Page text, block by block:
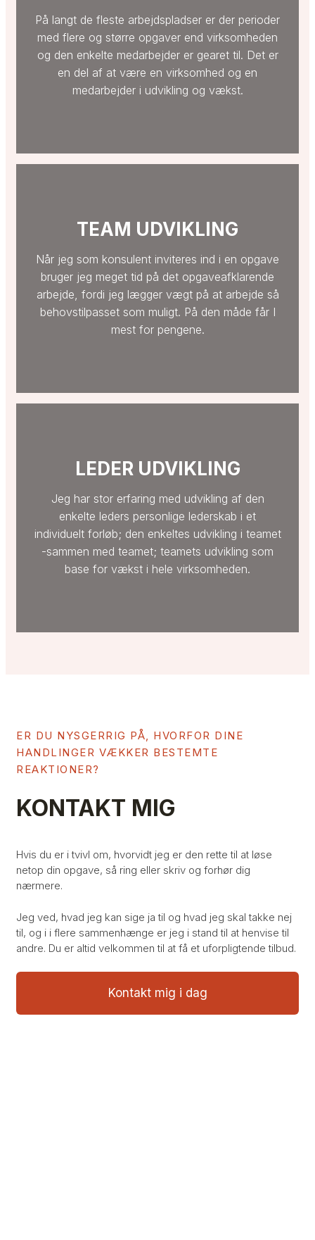
På langt de fleste arbejdspladser er der perioder
med flere og større opgaver end virksomheden
og den enkelte medarbejder er gearet til. Det er
en del af at være en virksomhed og en
medarbejder i udvikling og vækst.
TEAM UDVIKLING
Når jeg som konsulent inviteres ind i en opgave
bruger jeg meget tid på det opgaveafklarende
arbejde, fordi jeg lægger vægt på at arbejde så
behovstilpasset som muligt. På den måde får I
mest for pengene.
LEDER UDVIKLING
Jeg har stor erfaring med udvikling af den
enkelte leders personlige lederskab i et
individuelt forløb; den enkeltes udvikling i teamet
-sammen med teamet; teamets udvikling som
base for vækst i hele virksomheden.
ER DU NYSGERRIG PÅ, HVORFOR DINE
HANDLINGER VÆKKER BESTEMTE
REAKTIONER?
KONTAKT MIG
Hvis du er i tvivl om, hvorvidt jeg er den rette til at løse
netop din opgave, så ring eller skriv og forhør dig
nærmere.
Jeg ved, hvad jeg kan sige ja til og hvad jeg skal takke nej
til, og i i flere sammenhænge er jeg i stand til at henvise til
andre. Du er altid velkommen til at få et uforpligtende tilbud.
Kontakt mig i dag